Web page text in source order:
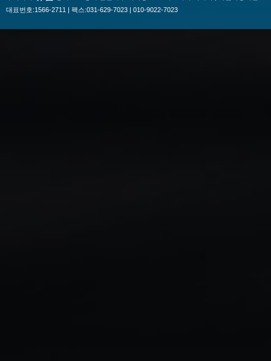
대표번호:1566-2711 | 팩스:031-629-7023 | 010-9022-7023